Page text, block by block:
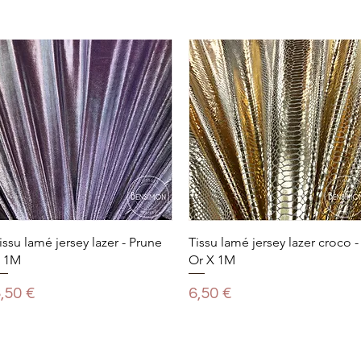
lamé jersey lazer - Prune
1M
€
Tissu lamé jersey lazer croco -
Or X 1M
Prix
6,50 €